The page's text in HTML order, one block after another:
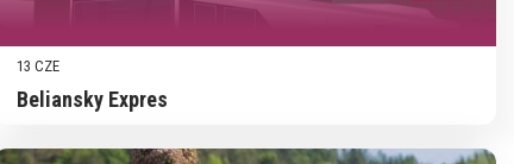
13 CZE
Beliansky Expres